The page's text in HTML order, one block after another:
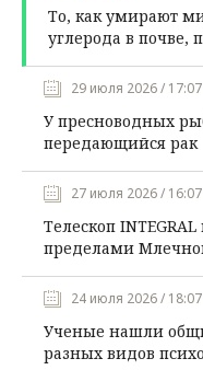
То, как умирают
углерода в почве,
29 июля 2026 / 17:07
У пресноводных
передающийся рак
27 июля 2026 / 16:07
Телескоп
пределами
24 июля 2026 / 18:07
Ученые нашли
разных видов